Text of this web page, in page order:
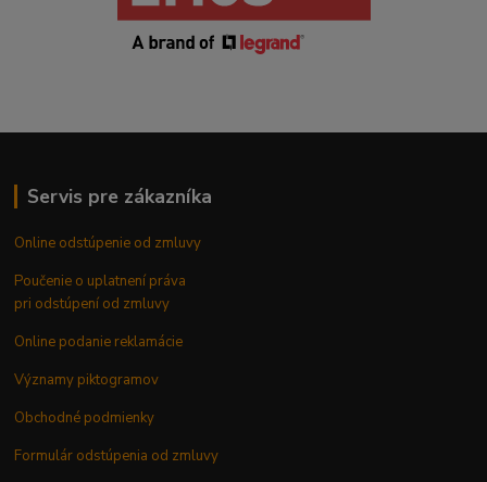
Servis pre zákazníka
Online odstúpenie od zmluvy
Poučenie o uplatnení práva
pri odstúpení od zmluvy
Online podanie reklamácie
Významy piktogramov
Obchodné podmienky
Formulár odstúpenia od zmluvy